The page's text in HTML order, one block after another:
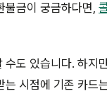
불금이 궁금하다면,
도 있습니다. 하지
시점에 기존 카드